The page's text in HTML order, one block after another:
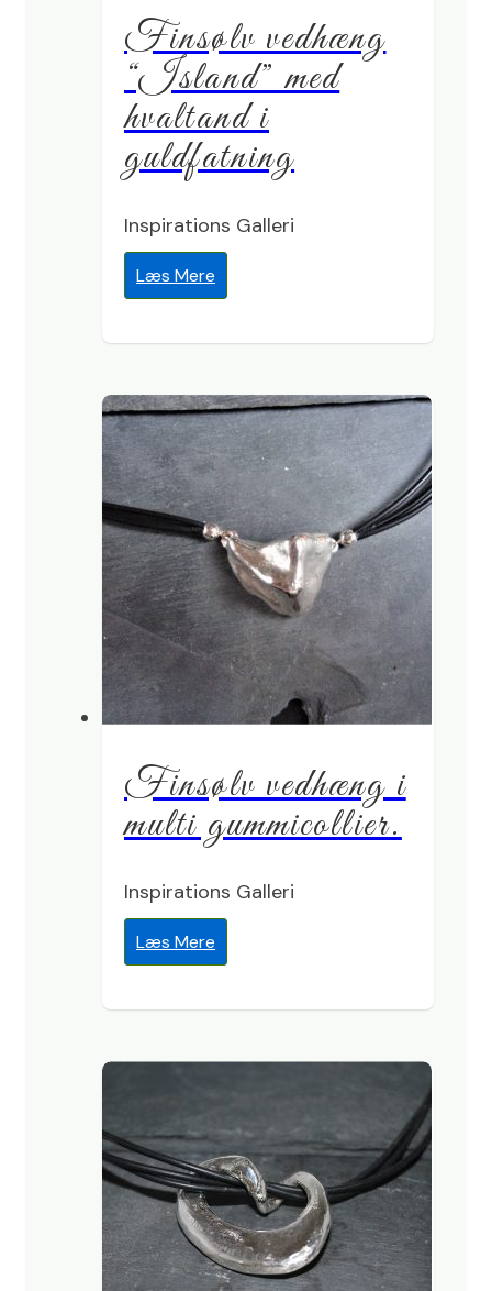
Finsølv vedhæng
“Island” med
hvaltand i
guldfatning
Inspirations Galleri
Læs Mere
Finsølv vedhæng i
multi gummicollier.
Inspirations Galleri
Læs Mere